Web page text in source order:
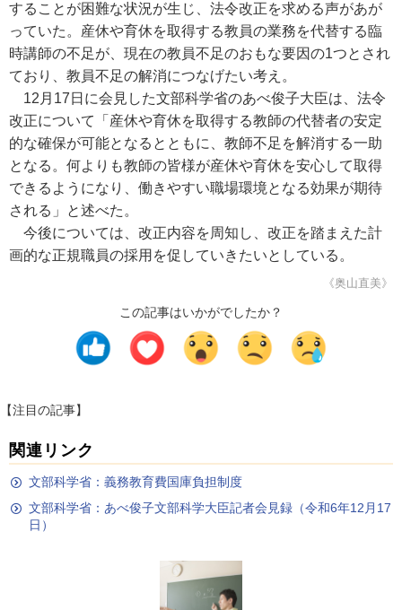
することが困難な状況が生じ、法令改正を求める声があが
っていた。産休や育休を取得する教員の業務を代替する臨
時講師の不足が、現在の教員不足のおもな要因の1つとされ
ており、教員不足の解消につなげたい考え。
12月17日に会見した文部科学省のあべ俊子大臣は、法令
改正について「産休や育休を取得する教師の代替者の安定
的な確保が可能となるとともに、教師不足を解消する一助
となる。何よりも教師の皆様が産休や育休を安心して取得
できるようになり、働きやすい職場環境となる効果が期待
される」と述べた。
今後については、改正内容を周知し、改正を踏まえた計
画的な正規職員の採用を促していきたいとしている。
《奥山直美》
この記事はいかがでしたか？
【注目の記事】
関連リンク
文部科学省：義務教育費国庫負担制度
文部科学省：あべ俊子文部科学大臣記者会見録（令和6年12月17
日）